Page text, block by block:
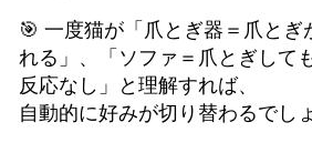
🎯 一度猫が「爪とぎ器＝爪とぎ
れる」、「ソファ＝爪とぎして
反応なし」と理解すれば、
自動的に好みが切り替わるでしょ